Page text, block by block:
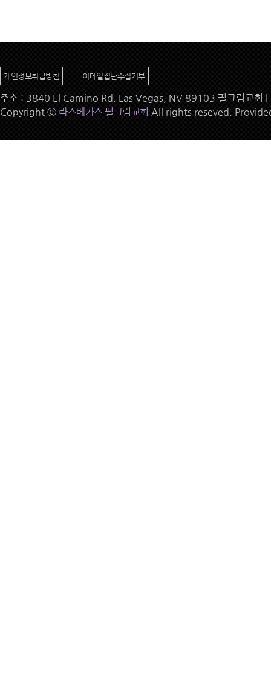
개인정보취급방침 이메일집단수집거부
주소 : 3840 El Camino Rd. Las Vegas, NV 89103 필그림교
Copyright ⓒ 라스베가스 필그림교회 All rights reseved.